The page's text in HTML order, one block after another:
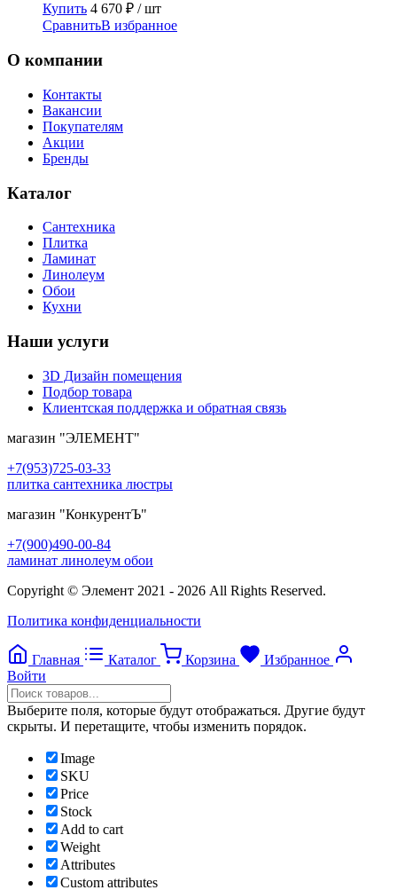
Купить 4 670 ₽ / шт
СравнитьВ избранное
О компании
Контакты
Вакансии
Покупателям
Акции
Бренды
Каталог
Сантехника
Плитка
Ламинат
Линолеум
Обои
Кухни
Наши услуги
3D Дизайн помещения
Подбор товара
Клиентская поддержка и обратная связь
магазин "ЭЛЕМЕНТ"
+7(953)725-03-33
плитка сантехника люстры
магазин "КонкурентЪ"
+7(900)490-00-84
ламинат линолеум обои
Copyright © Элемент 2021 - 2026 All Rights Reserved.
Политика конфиденциальности
Главная Каталог Корзина
Избранное
Войти
Прокрутка
вверх
Выберите поля, которые будут отображаться. Другие будут
скрыты. И перетащите, чтобы изменить порядок.
Image
SKU
Price
Stock
Add to cart
Weight
Attributes
Custom attributes